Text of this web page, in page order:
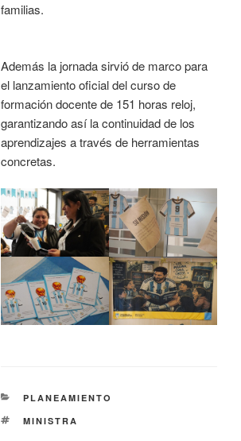
familias.
Además la jornada sirvió de marco para
el lanzamiento oficial del curso de
formación docente de 151 horas reloj,
garantizando así la continuidad de los
aprendizajes a través de herramientas
concretas.
PLANEAMIENTO
MINISTRA